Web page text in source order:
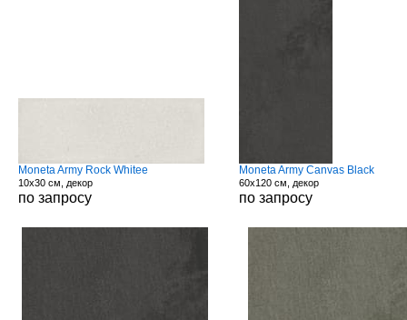
Moneta Army Rock Whitee
10x30 см, декор
по запросу
Moneta Army Canvas Black
60x120 см, декор
по запросу